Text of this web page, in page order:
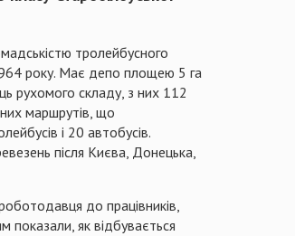
тролейбусного
року. Має депо площею 5 га
рухомого складу, з них 112
маршрутів, що
і 20 автобусів.
після Києва, Донецька,
до працівників,
показали, як відбувається